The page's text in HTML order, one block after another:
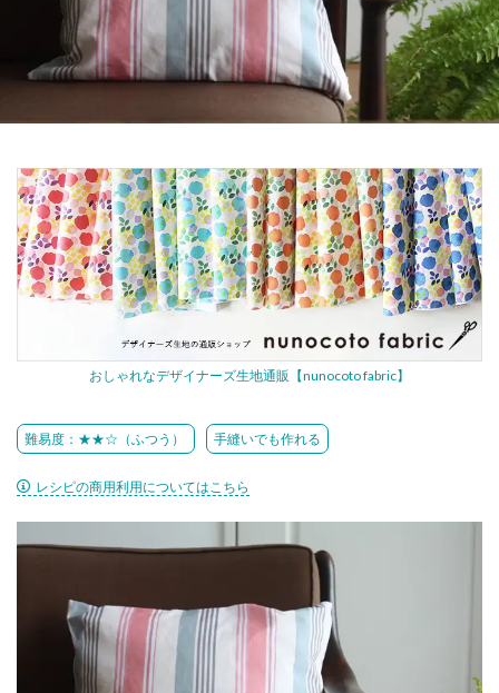
おしゃれなデザイナーズ生地通販【nunocoto fabric】
難易度：★★☆（ふつう） 手縫いでも作れる
レシピの商用利用についてはこちら